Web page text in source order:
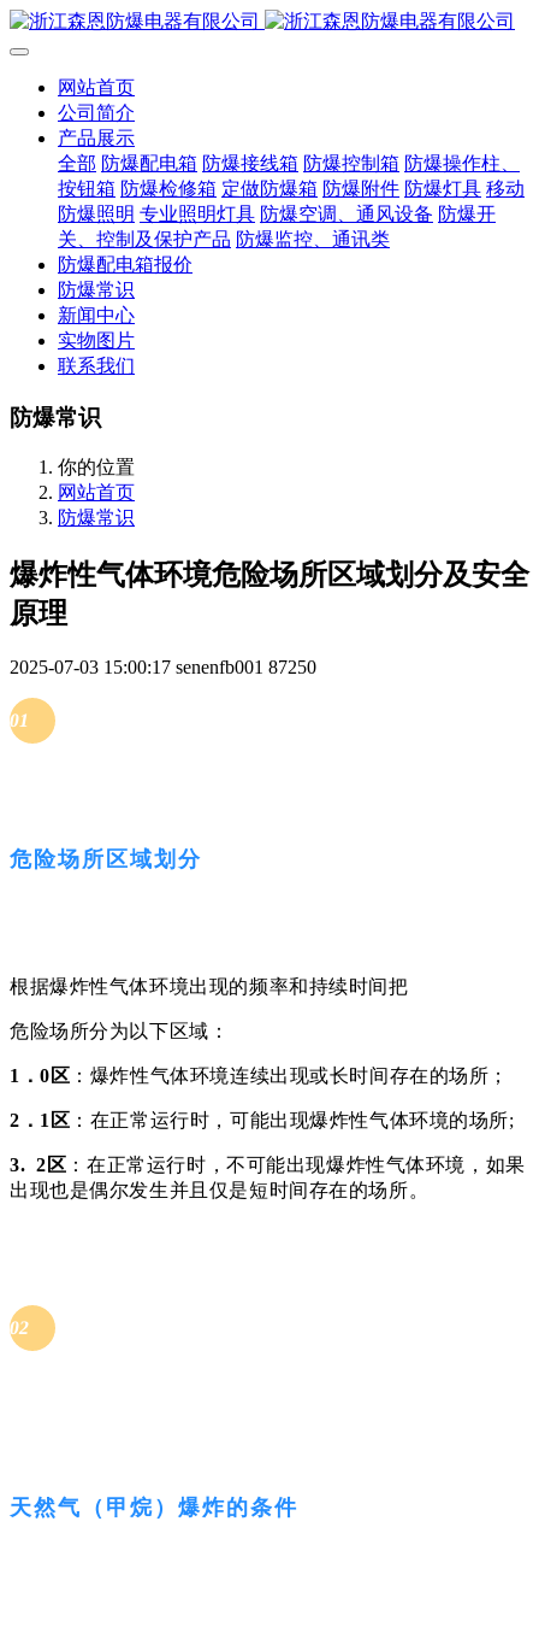
网站首页
公司简介
产品展示
全部 防爆配电箱 防爆接线箱 防爆控制箱 防爆操作柱、
按钮箱 防爆检修箱 定做防爆箱 防爆附件 防爆灯具 移动
防爆照明 专业照明灯具 防爆空调、通风设备 防爆开
关、控制及保护产品 防爆监控、通讯类
防爆配电箱报价
防爆常识
新闻中心
实物图片
联系我们
防爆常识
你的位置
网站首页
防爆常识
爆炸性气体环境危险场所区域划分及安全
原理
2025-07-03 15:00:17 senenfb001 87250
01
危险场所区域划分
根据爆炸性气体环境出现的频率和持续时间把
危险场所分为以下区域：
1．0区 ：爆炸性气体环境连续出现或长时间存在的场所；
2． 1区 ：在正常运行时，可能出现爆炸性气体环境的场所;
3. 2区 ：在正常运行时，不可能出现爆炸性气体环境，如果
出现也是偶尔发生并且仅是短时间存在的场所。
02
天然气（甲烷）爆炸的条件